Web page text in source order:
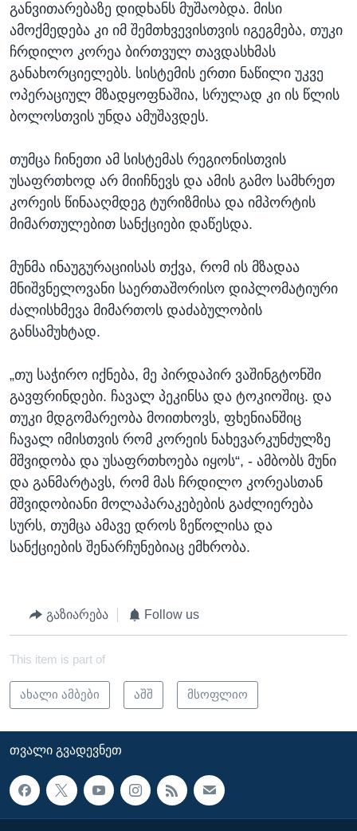
განვითარებაზე დიდხანს მუშაობდა. მისი
ამოქმედება კი იმ შემთხვევისთვის იგეგმება, თუკი
ჩრდილო კორეა ბირთვულ თავდასხმას
განახორციელებს. სისტემის ერთი ნაწილი უკვე
ოპერაციულ მზადყოფნაშია, სრულად კი ის წლის
ბოლოსთვის უნდა ამუშავდეს.
თუმცა ჩინეთი ამ სისტემას რეგიონისთვის
უსაფრთხოდ არ მიიჩნევს და ამის გამო სამხრეთ
კორეის წინააღმდეგ ტურიზმისა და იმპორტის
მიმართულებით სანქციები დაწესდა.
მუნმა ინაუგურაციისას თქვა, რომ ის მზადაა
მნიშვნელოვანი საერთაშორისო დიპლომატიური
ძალისხმევა მიმართოს დაძაბულობის
განსამუხტად.
„თუ საჭირო იქნება, მე პირდაპირ ვაშინგტონში
გავფრინდები. ჩავალ პეკინსა და ტოკიოშიც. და
თუკი მდგომარეობა მოითხოვს, ფხენიანშიც
ჩავალ იმისთვის რომ კორეის ნახევარკუნძულზე
მშვიდობა და უსაფრთხოება იყოს“, - ამბობს მუნი
და განმარტავს, რომ მას ჩრდილო კორეასთან
მშვიდობიანი მოლაპარაკებების გაძლიერება
სურს, თუმცა ამავე დროს ზეწოლისა და
სანქციების შენარჩუნებიაც ემხრობა.
გაზიარება Follow us
This item is part of
ახალი ამბები აშშ მსოფლიო
ᲗᲕᲐᲚᲘ ᲒᲕᲐᲓᲔᲕᲜᲔᲗ